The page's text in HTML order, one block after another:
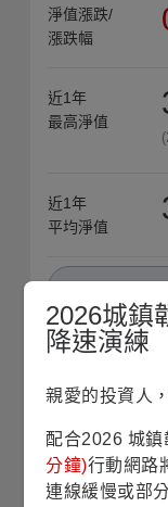
淨值漲跌/
漲跌幅
近1年
最高淨值
近1年
平均淨值
僅供法人機構申
基本資
基金成立日
2026城鎮
降速演練
親愛的投資人
配合2026 城
分鐘)行動網路
連線緩慢或部